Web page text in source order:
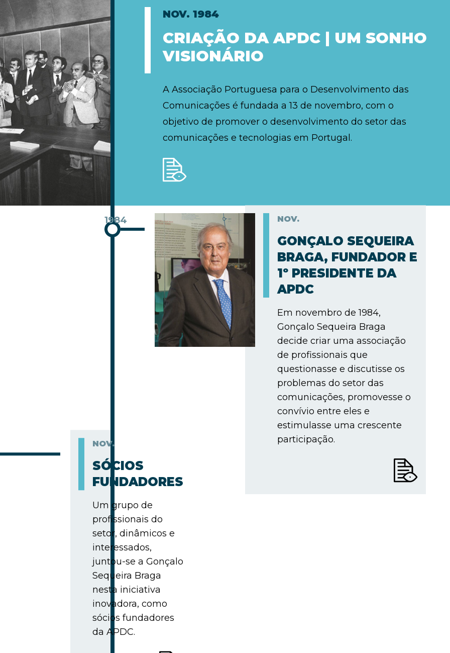
NOV. 1984
CRIAÇÃO DA APDC | UM SONHO
VISIONÁRIO
A Associação Portuguesa para o Desenvolvimento das
Comunicações é fundada a 13 de novembro, com o
objetivo de promover o desenvolvimento do setor das
comunicações e tecnologias em Portugal.
1984 NOV.
GONÇALO SEQUEIRA
BRAGA, FUNDADOR E
1º PRESIDENTE DA
APDC
Em novembro de 1984,
Gonçalo Sequeira Braga
decide criar uma associação
de profissionais que
questionasse e discutisse os
problemas do setor das
comunicações, promovesse o
convívio entre eles e
estimulasse uma crescente
participação.
NOV.
SÓCIOS
FUNDADORES
Um grupo de
profissionais do
setor, dinâmicos e
interessados,
juntou-se a Gonçalo
Sequeira Braga
nesta iniciativa
inovadora, como
sócios fundadores
da APDC.